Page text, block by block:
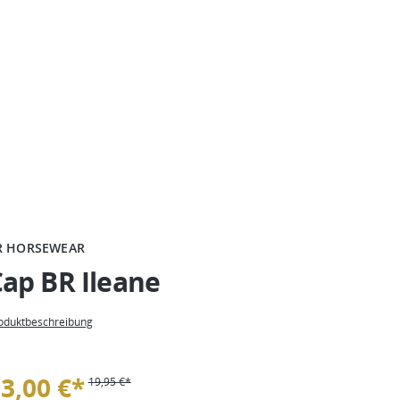
HORSEWEAR
BR Ileane
€* 19,95 €*